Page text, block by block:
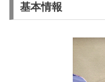
基本情報